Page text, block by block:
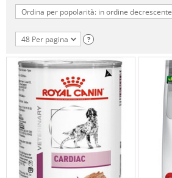
Ordina per popolarità: in ordine decrescente
48 Per pagina ?